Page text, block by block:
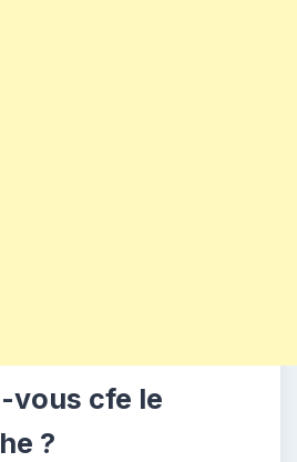
vous cfe le
?